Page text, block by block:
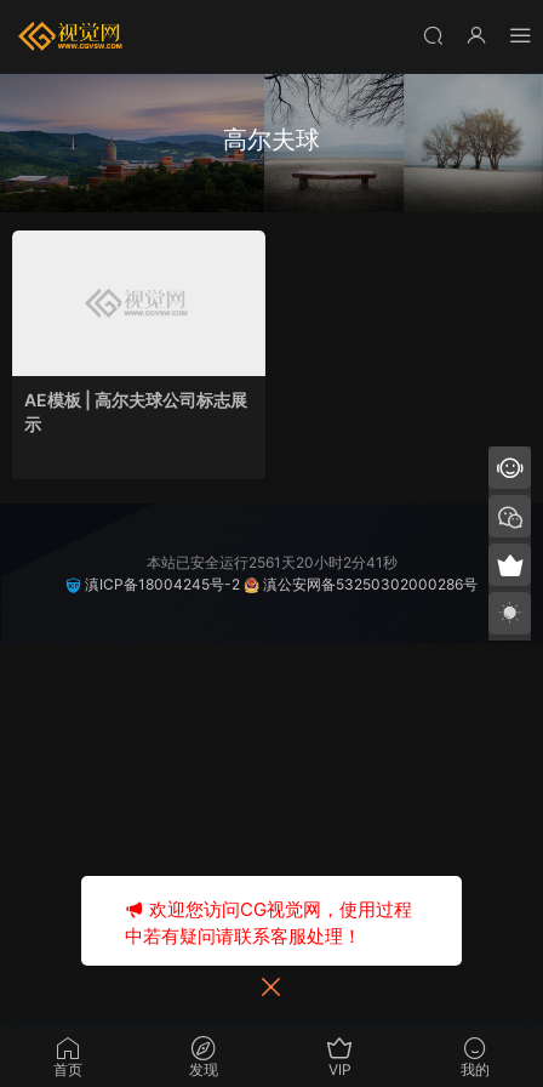
高尔夫球
AE模板 | 高尔夫球公司标志展
示
本站已安全运行2561天20小时2分41秒
滇ICP备18004245号-2
滇公安网备53250302000286号
首页 发现 VIP 我的
欢迎您访问CG视觉网，使用过程
中若有疑问请联系客服处理！